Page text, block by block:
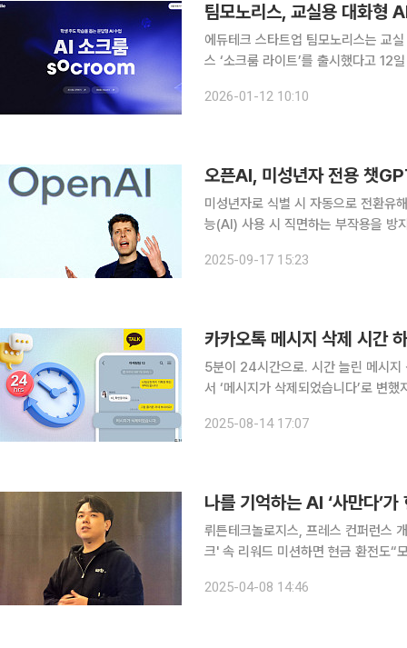
팀모노리스, 교실용 대화형
에듀테크 스타트업 팀모노리스는 교
스 ‘소크룸 라이트’를 출시했다고 12일 밝혔다. 소크룸 라이트는 팀모노리스가
범위 안에서 AI가 단계적으로 질문을
2026-01-12 10:10
오픈AI, 미성년자 전용 챗
미성년자로 식별 시 자동으로 전환유
능(AI) 사용 시 직면하는 부작용을 방
한 조치의 일환으로 챗GPT 사용자가
2025-09-17 15:23
카카오톡 메시지 삭제 시간
5분이 24시간으로. 시간 늘린 메시지
서 ‘메시지가 삭제되었습니다’로 변
카카오톡 25.7.0 버전 업데이트를 통
2025-08-14 17:07
나를 기억하는 AI ‘사만다’
뤼튼테크놀로지스, 프레스 컨퍼런스
크' 속 리워드 미션하면 현금 환전도“모든 국
억하는 맞춤형 인공지능(AI)으로 사용
2025-04-08 14:46